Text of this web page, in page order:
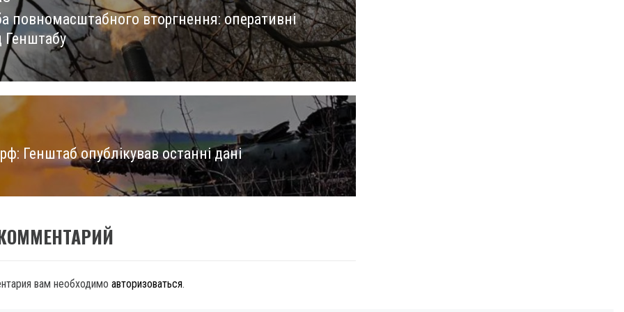
повномасштабного вторгнення: оперативні
Генштабу
Генштаб опублікував останні дані
вам необходимо авторизоваться.